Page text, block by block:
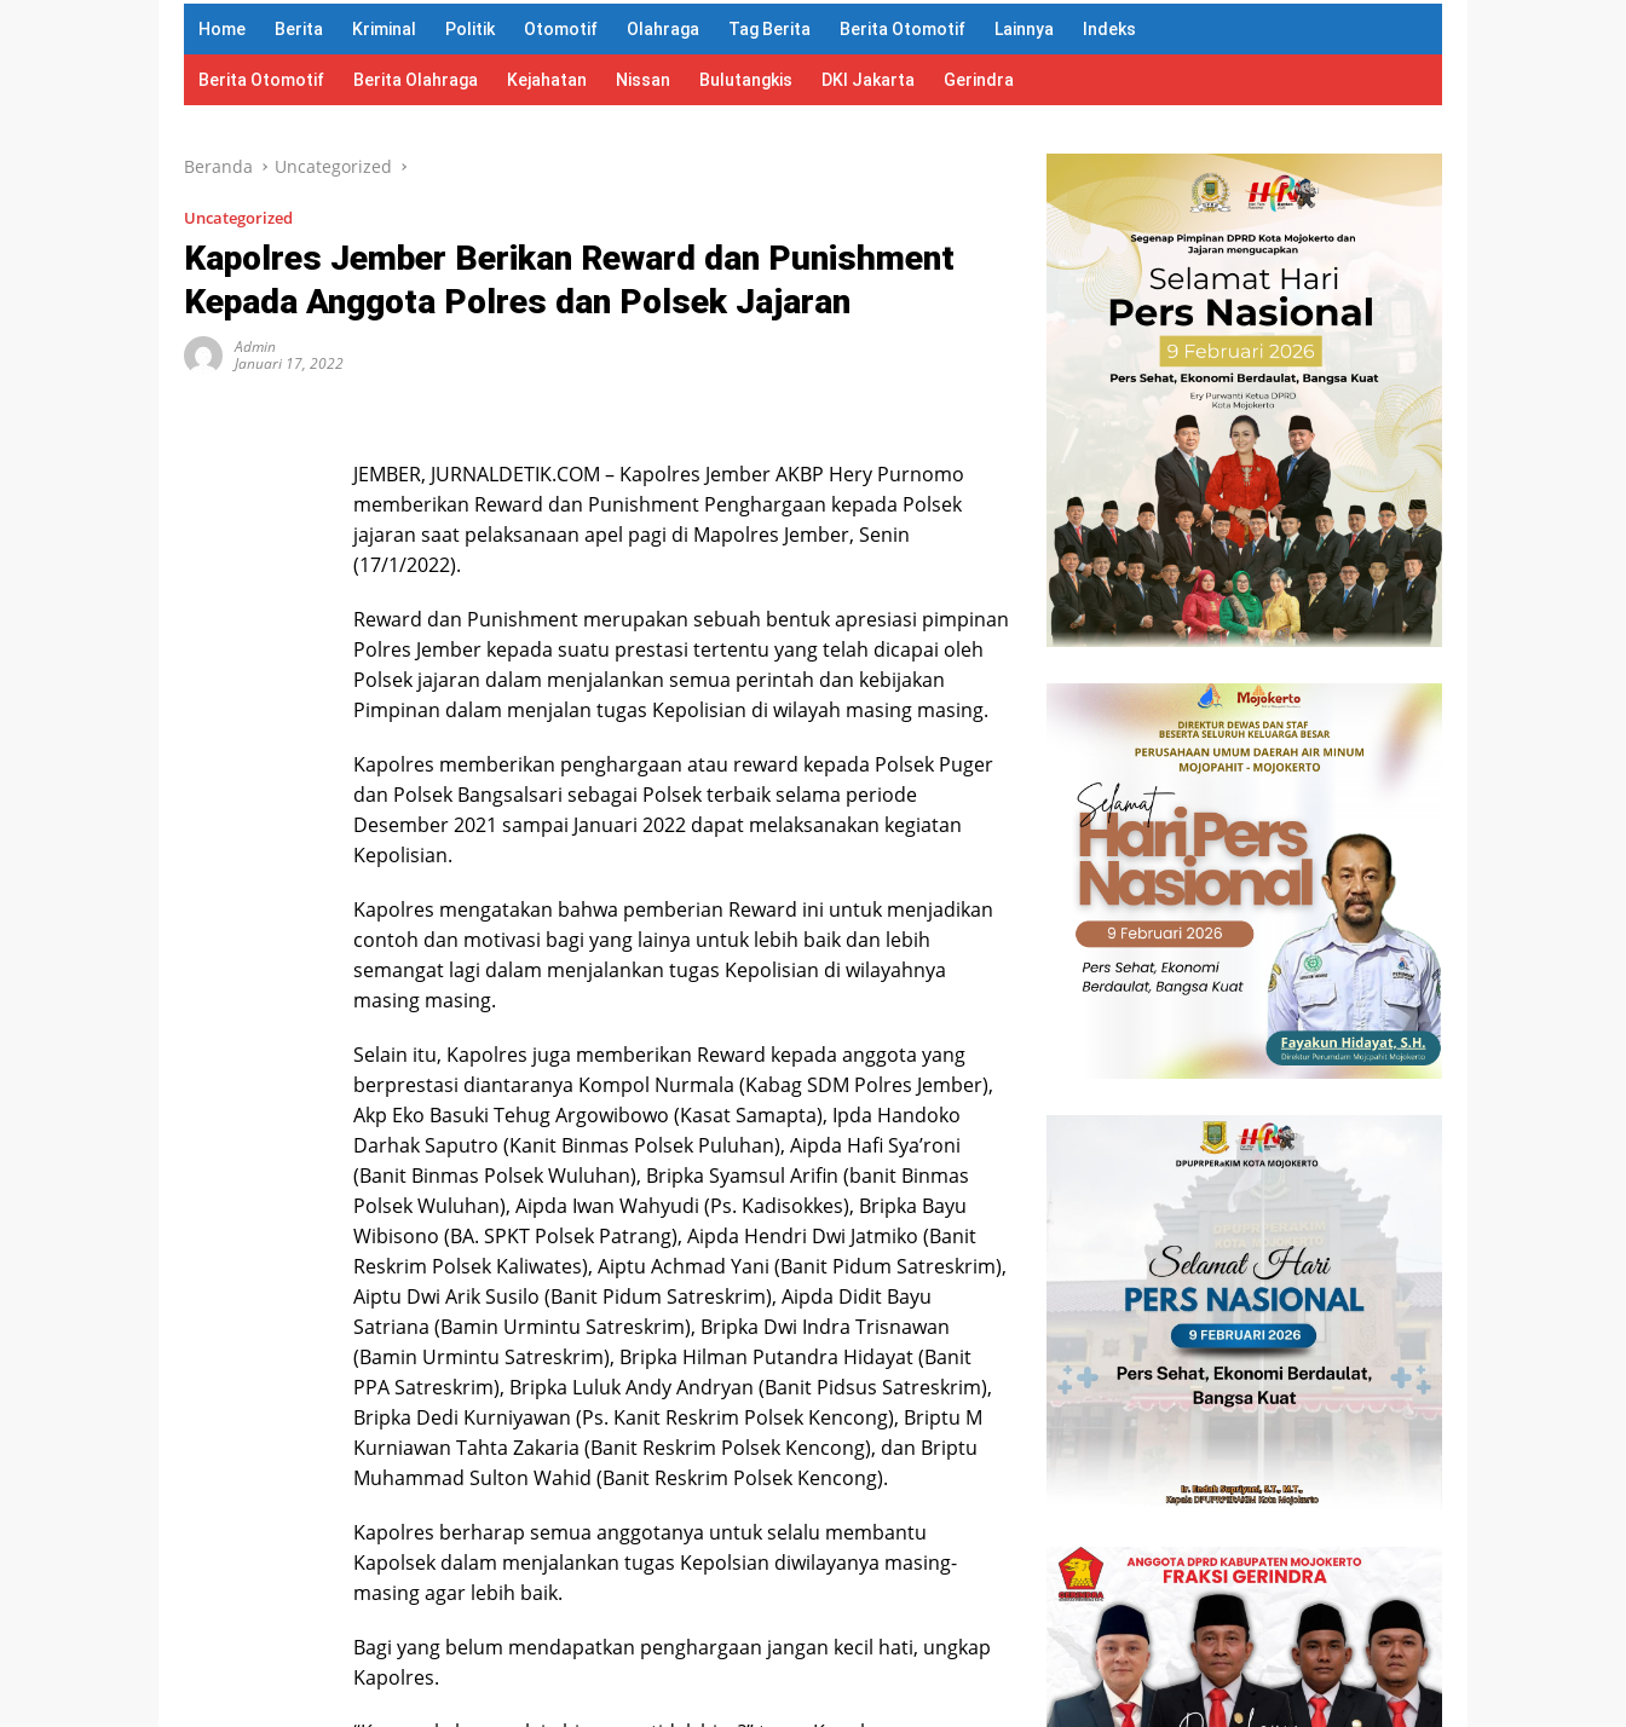
Home Berita Kriminal Politik Otomotif Olahraga Tag Berita Berita Otomotif Lainnya Indeks
Berita Otomotif Berita Olahraga Kejahatan Nissan Bulutangkis DKI Jakarta Gerindra
Beranda Uncategorized
Uncategorized
Kapolres Jember Berikan Reward dan Punishment
Kepada Anggota Polres dan Polsek Jajaran
Admin
Januari 17, 2022
JEMBER, JURNALDETIK.COM – Kapolres Jember AKBP Hery Purnomo
memberikan Reward dan Punishment Penghargaan kepada Polsek
jajaran saat pelaksanaan apel pagi di Mapolres Jember, Senin
(17/1/2022).
Reward dan Punishment merupakan sebuah bentuk apresiasi pimpinan
Polres Jember kepada suatu prestasi tertentu yang telah dicapai oleh
Polsek jajaran dalam menjalankan semua perintah dan kebijakan
Pimpinan dalam menjalan tugas Kepolisian di wilayah masing masing.
Kapolres memberikan penghargaan atau reward kepada Polsek Puger
dan Polsek Bangsalsari sebagai Polsek terbaik selama periode
Desember 2021 sampai Januari 2022 dapat melaksanakan kegiatan
Kepolisian.
Kapolres mengatakan bahwa pemberian Reward ini untuk menjadikan
contoh dan motivasi bagi yang lainya untuk lebih baik dan lebih
semangat lagi dalam menjalankan tugas Kepolisian di wilayahnya
masing masing.
Selain itu, Kapolres juga memberikan Reward kepada anggota yang
berprestasi diantaranya Kompol Nurmala (Kabag SDM Polres Jember),
Akp Eko Basuki Tehug Argowibowo (Kasat Samapta), Ipda Handoko
Darhak Saputro (Kanit Binmas Polsek Puluhan), Aipda Hafi Sya’roni
(Banit Binmas Polsek Wuluhan), Bripka Syamsul Arifin (banit Binmas
Polsek Wuluhan), Aipda Iwan Wahyudi (Ps. Kadisokkes), Bripka Bayu
Wibisono (BA. SPKT Polsek Patrang), Aipda Hendri Dwi Jatmiko (Banit
Reskrim Polsek Kaliwates), Aiptu Achmad Yani (Banit Pidum Satreskrim),
Aiptu Dwi Arik Susilo (Banit Pidum Satreskrim), Aipda Didit Bayu
Satriana (Bamin Urmintu Satreskrim), Bripka Dwi Indra Trisnawan
(Bamin Urmintu Satreskrim), Bripka Hilman Putandra Hidayat (Banit
PPA Satreskrim), Bripka Luluk Andy Andryan (Banit Pidsus Satreskrim),
Bripka Dedi Kurniyawan (Ps. Kanit Reskrim Polsek Kencong), Briptu M
Kurniawan Tahta Zakaria (Banit Reskrim Polsek Kencong), dan Briptu
Muhammad Sulton Wahid (Banit Reskrim Polsek Kencong).
Kapolres berharap semua anggotanya untuk selalu membantu
Kapolsek dalam menjalankan tugas Kepolsian diwilayanya masing-
masing agar lebih baik.
Bagi yang belum mendapatkan penghargaan jangan kecil hati, ungkap
Kapolres.